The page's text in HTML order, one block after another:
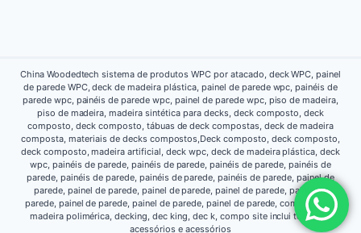
China Woodedtech sistema de produtos WPC por atacado, deck WPC, painel
de parede WPC, deck de madeira plástica, painel de parede wpc, painéis de
parede wpc, painéis de parede wpc, painel de parede wpc, piso de madeira,
piso de madeira, madeira sintética para decks, deck composto, deck
composto, deck composto, tábuas de deck compostas, deck de madeira
composta, materiais de decks compostos,Deck composto, deck composto,
deck composto, madeira artificial, deck wpc, deck de madeira plástica, deck
wpc, painéis de parede, painéis de parede, painéis de parede, painéis de
parede, painéis de parede, painéis de parede, painéis de parede, painel de
parede, painel de parede, painel de parede, painel de parede, painel de
parede, painel de parede, painel de parede, painel de parede, composto de
madeira polimérica, decking, dec king, dec k, compo site inclui todos os
acessórios e acessórios